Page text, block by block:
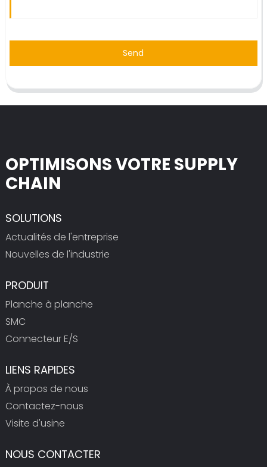
Send
OPTIMISONS VOTRE SUPPLY
CHAIN
SOLUTIONS
Actualités de l'entreprise
Nouvelles de l'industrie
PRODUIT
Planche à planche
SMC
Connecteur E/S
LIENS RAPIDES
À propos de nous
Contactez-nous
Visite d'usine
NOUS CONTACTER